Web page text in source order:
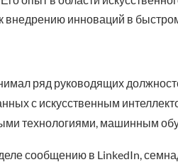
к внедрению инноваций в
ряд руководящих
с искусственным
технологиями, машинным
сообщению в LinkedIn,